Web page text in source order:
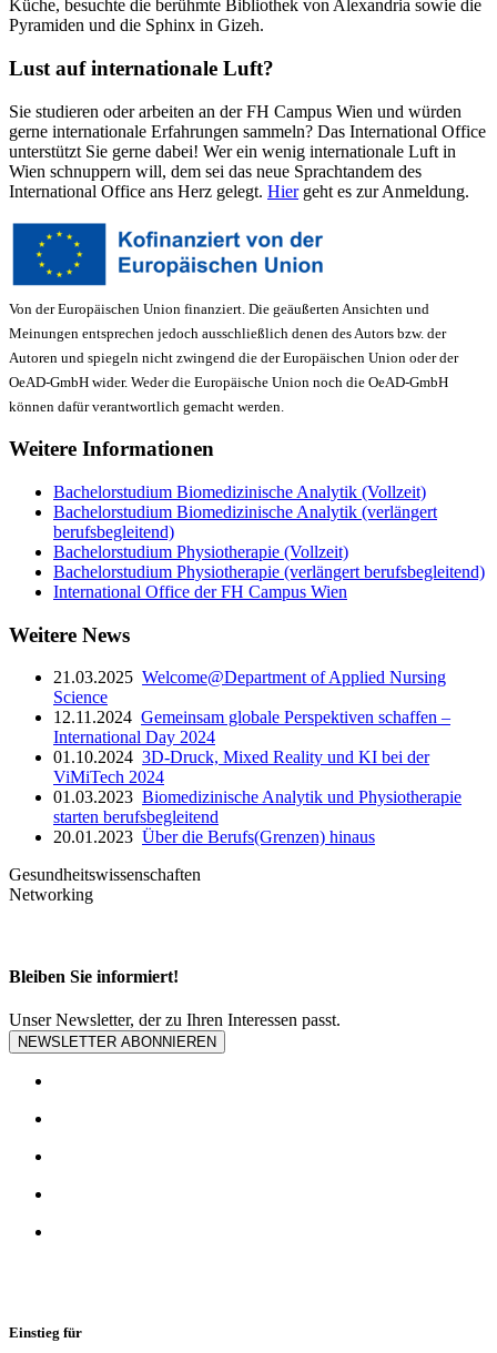
Küche, besuchte die berühmte Bibliothek von Alexandria sowie die
Pyramiden und die Sphinx in Gizeh.
Lust auf internationale Luft?
Sie studieren oder arbeiten an der FH Campus Wien und würden
gerne internationale Erfahrungen sammeln? Das International Office
unterstützt Sie gerne dabei! Wer ein wenig internationale Luft in
Wien schnuppern will, dem sei das neue Sprachtandem des
International Office ans Herz gelegt. Hiergeht es zur Anmeldung.
Von der Europäischen Union finanziert. Die geäußerten Ansichten und
Meinungen entsprechen jedoch ausschließlich denen des Autors bzw. der
Autoren und spiegeln nicht zwingend die der Europäischen Union oder der
OeAD-GmbH wider. Weder die Europäische Union noch die OeAD-GmbH
können dafür verantwortlich gemacht werden.
Weitere Informationen
Bachelorstudium Biomedizinische Analytik (Vollzeit)
Bachelorstudium Biomedizinische Analytik (verlängert
berufsbegleitend)
Bachelorstudium Physiotherapie (Vollzeit)
Bachelorstudium Physiotherapie (verlängert berufsbegleitend)
International Office der FH Campus Wien
Weitere News
21.03.2025 Welcome@Department of Applied Nursing
Science
12.11.2024 Gemeinsam globale Perspektiven schaffen –
International Day 2024
01.10.2024 3D-Druck, Mixed Reality und KI bei der
ViMiTech 2024
01.03.2023 Biomedizinische Analytik und Physiotherapie
starten berufsbegleitend
20.01.2023 Über die Berufs(Grenzen) hinaus
Gesundheitswissenschaften
Networking
Bleiben Sie informiert!
Unser Newsletter, der zu Ihren Interessen passt.
NEWSLETTER ABONNIEREN
Einstieg für